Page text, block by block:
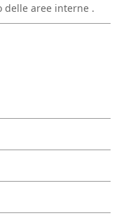
delle aree interne .